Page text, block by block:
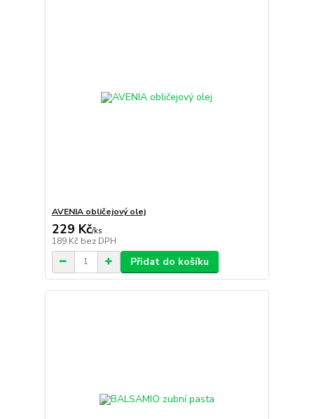
AVENIA obličejový olej
229 Kč/ks
189 Kč bez DPH
Přidat do košíku